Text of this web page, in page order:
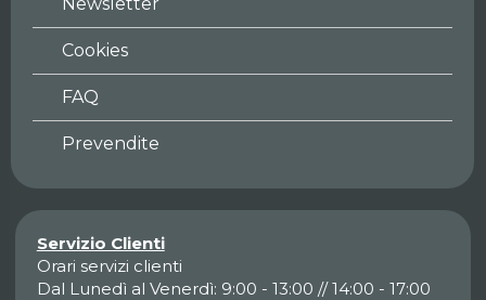
Cookies
FAQ
Prevendite
Servizio Clienti
Orari servizi clienti
Dal Lunedì al Venerdì: 9:00 - 13:00 // 14:00 - 17:00